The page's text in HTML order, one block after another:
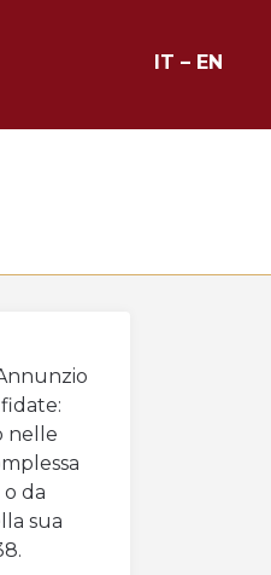
IT – EN
nelle
da
sua